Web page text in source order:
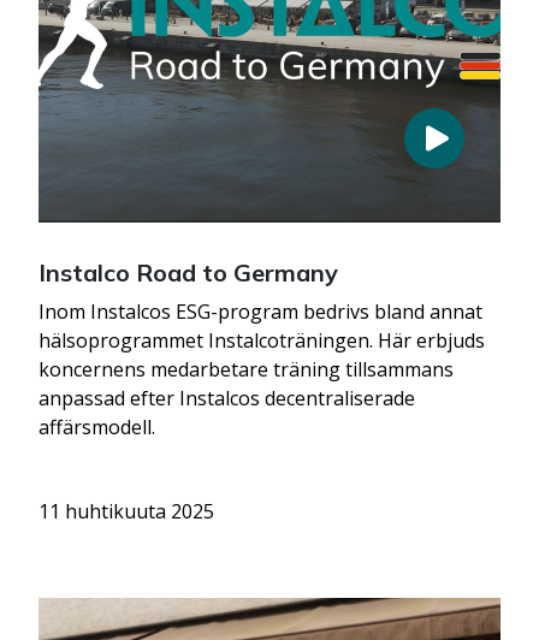
Instalco Road to Germany
Inom Instalcos ESG-program bedrivs bland annat
hälsoprogrammet Instalcoträningen. Här erbjuds
koncernens medarbetare träning tillsammans
anpassad efter Instalcos decentraliserade
affärsmodell.
11 huhtikuuta 2025